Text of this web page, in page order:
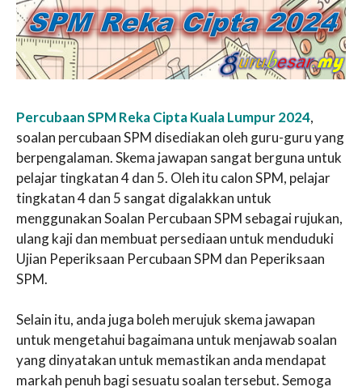
Percubaan SPM Reka Cipta Kuala Lumpur 2024,
soalan percubaan SPM disediakan oleh guru-guru yang
berpengalaman. Skema jawapan sangat berguna untuk
pelajar tingkatan 4 dan 5. Oleh itu calon SPM, pelajar
tingkatan 4 dan 5 sangat digalakkan untuk
menggunakan Soalan Percubaan SPM sebagai rujukan,
ulang kaji dan membuat persediaan untuk menduduki
Ujian Peperiksaan Percubaan SPM dan Peperiksaan
SPM.
Selain itu, anda juga boleh merujuk skema jawapan
untuk mengetahui bagaimana untuk menjawab soalan
yang dinyatakan untuk memastikan anda mendapat
markah penuh bagi sesuatu soalan tersebut. Semoga